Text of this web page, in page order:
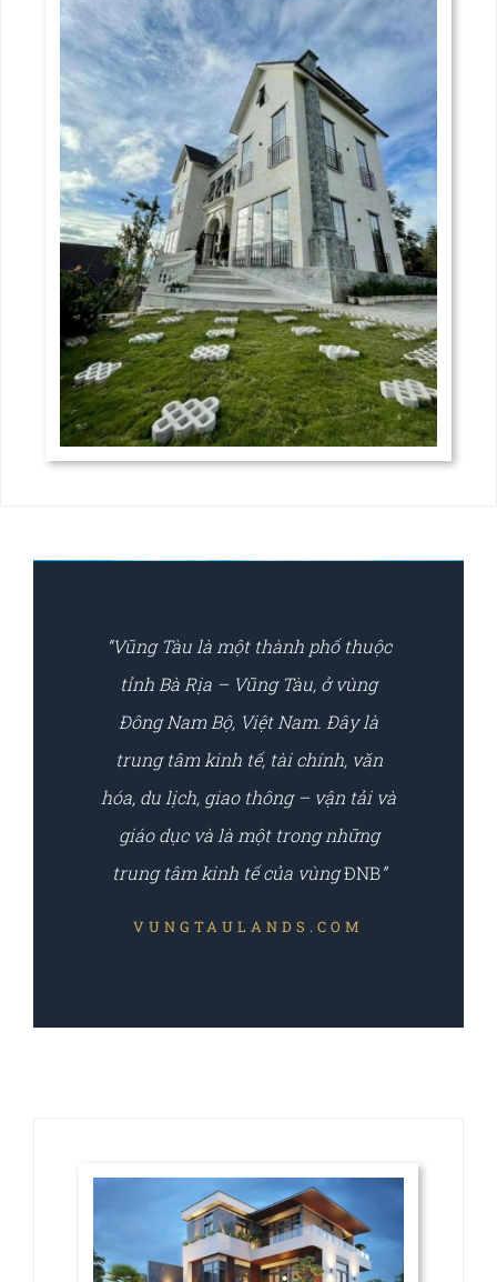
“Vũng Tàu là một thành phố thuộc
tỉnh Bà Rịa – Vũng Tàu, ở vùng
Đông Nam Bộ, Việt Nam. Đây là
trung tâm kinh tế, tài chính, văn
hóa, du lịch, giao thông – vận tải và
giáo dục và là một trong những
trung tâm kinh tế của vùngĐNB”
VUNGTAULANDS.COM